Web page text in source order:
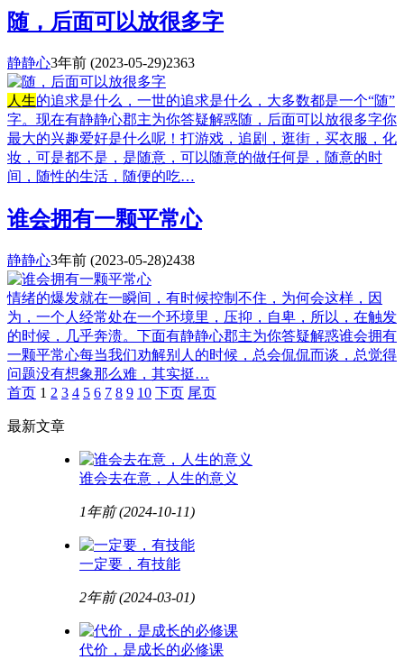
随，后面可以放很多字
静静心3年前 (2023-05-29)2363
人生的追求是什么，一世的追求是什么，大多数都是一个“随”
字。现在有静静心郡主为你答疑解惑随，后面可以放很多字你
最大的兴趣爱好是什么呢！打游戏，追剧，逛街，买衣服，化
妆，可是都不是，是随意，可以随意的做任何是，随意的时
间，随性的生活，随便的吃…
谁会拥有一颗平常心
静静心3年前 (2023-05-28)2438
情绪的爆发就在一瞬间，有时候控制不住，为何会这样，因
为，一个人经常处在一个环境里，压抑，自卑，所以，在触发
的时候，几乎奔溃。下面有静静心郡主为你答疑解惑谁会拥有
一颗平常心每当我们劝解别人的时候，总会侃侃而谈，总觉得
问题没有想象那么难，其实挺…
首页 1 2 3 4 5 6 7 8 9 10 下页 尾页
最新文章
谁会去在意，人生的意义
1年前(2024-10-11)
一定要，有技能
2年前(2024-03-01)
代价，是成长的必修课